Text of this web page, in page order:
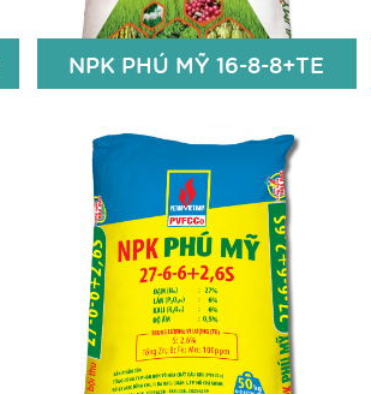
NPK PHÚ MỸ 16-8-8+TE
NPK PHÚ MỸ 16-8-8+TE
16% N
8% P2O5
8% K2O
Fe: 50 ppm; Bo: 50 ppm